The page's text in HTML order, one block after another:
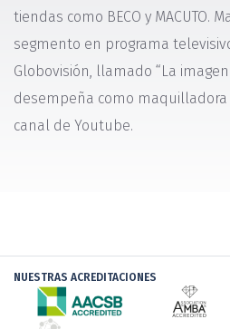
tiendas como BECO y MACUTO.
segmento en programa
Globovisión, llamado “La
desempeña como
canal de Youtube.
NUESTRAS ACREDITACIONES